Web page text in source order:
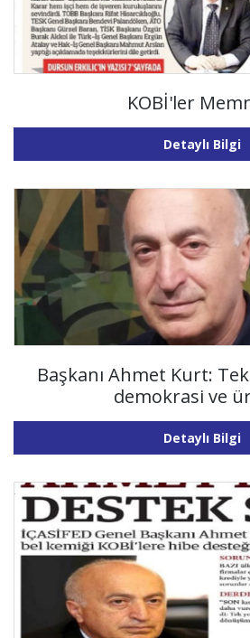
KOBİ'ler
Detaylı Bilgi
Başkanı Ahmet Kurt:
demokrasi ve
Detaylı Bilgi